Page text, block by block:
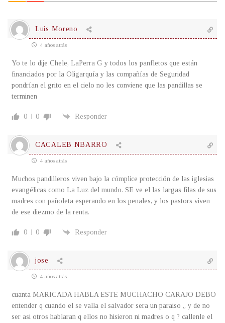
Luis Moreno
4 años atrás
Yo te lo dije Chele, LaPerra G y todos los panfletos que están
financiados por la Oligarquía y las compañías de Seguridad
pondrían el grito en el cielo no les conviene que las pandillas se
terminen
0 0 Responder
CACALEB NBARRO
4 años atrás
Muchos pandilleros viven bajo la cómplice protección de las iglesias
evangélicas como La Luz del mundo. SE ve el las largas filas de sus
madres con pañoleta esperando en los penales, y los pastors viven
de ese diezmo de la renta.
0 0 Responder
jose
4 años atrás
cuanta MARICADA HABLA ESTE MUCHACHO CARAJO DEBO
entender q cuando el se valla el salvador sera un paraiso ,, y de no
ser asi otros hablaran q ellos no hisieron ni madres o q ? callenle el